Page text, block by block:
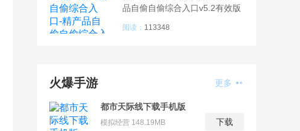
品自偷自偷综合入口v5.2有效版
阅读： 113348
火爆手游 更多
都市天际线下载手机版
模拟经营 148.19MB 下载